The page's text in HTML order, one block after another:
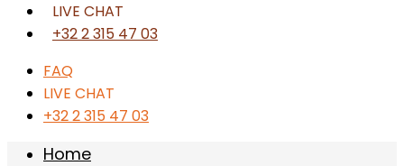
LIVE CHAT
+32 2 315 47 03
FAQ
LIVE CHAT
+32 2 315 47 03
Home